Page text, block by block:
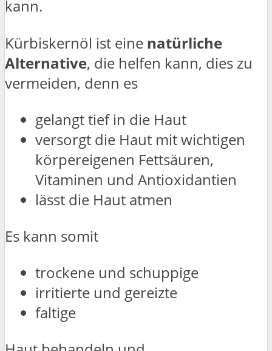
kann.
Kürbiskernöl ist eine natürliche
Alternative, die helfen kann, dies zu
vermeiden, denn es
gelangt tief in die Haut
versorgt die Haut mit wichtigen
körpereigenen Fettsäuren,
Vitaminen und Antioxidantien
lässt die Haut atmen
Es kann somit
trockene und schuppige
irritierte und gereizte
faltige